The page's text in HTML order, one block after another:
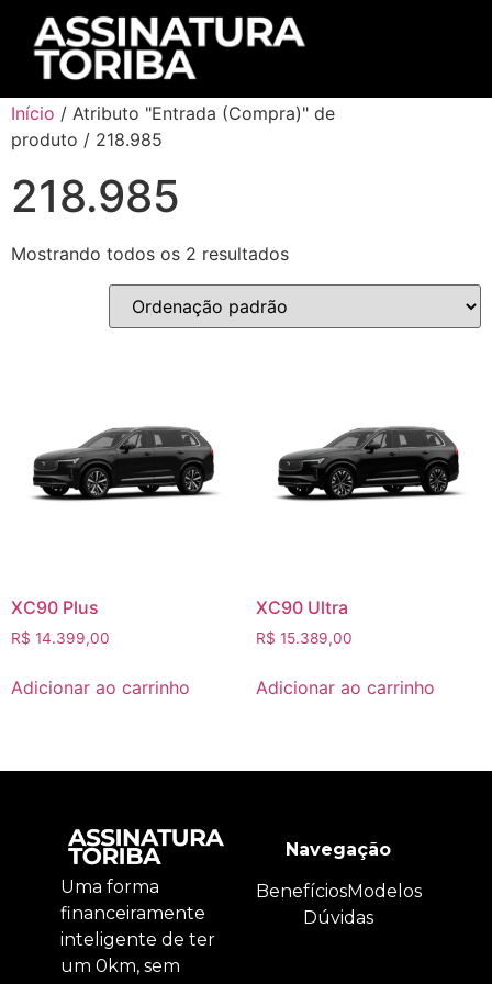
Início / Atributo "Entrada (Compra)" de
produto / 218.985
218.985
Mostrando todos os 2 resultados
XC90 Plus
R$ 14.399,00
Adicionar ao carrinho
XC90 Ultra
R$ 15.389,00
Adicionar ao carrinho
Uma forma
financeiramente
inteligente de ter
um 0km, sem
Navegação
BenefíciosModelos
Dúvidas